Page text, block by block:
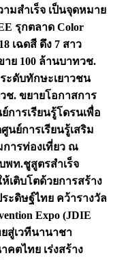
มสำเร็จ เป็นจุดหมาย
รุกตลาด Color
เฉดสี ดึง 7 สาว
าย 100 ล้านบาทวช.
ะดับทักษะเยาวชน
วช. ขยายโอกาสการ
การเรียนรู้โดรนเพื่อ
นย์การเรียนรู้เสริม
การท่องเที่ยว ณ
พท.ชูสูตรสำเร็จ
เติบโตด้วยการสร้าง
ะดิษฐ์ไทย คว้ารางวัล
Expo (JDIE
สู่เวทีนานาชา
ตไทย เร่งสร้าง